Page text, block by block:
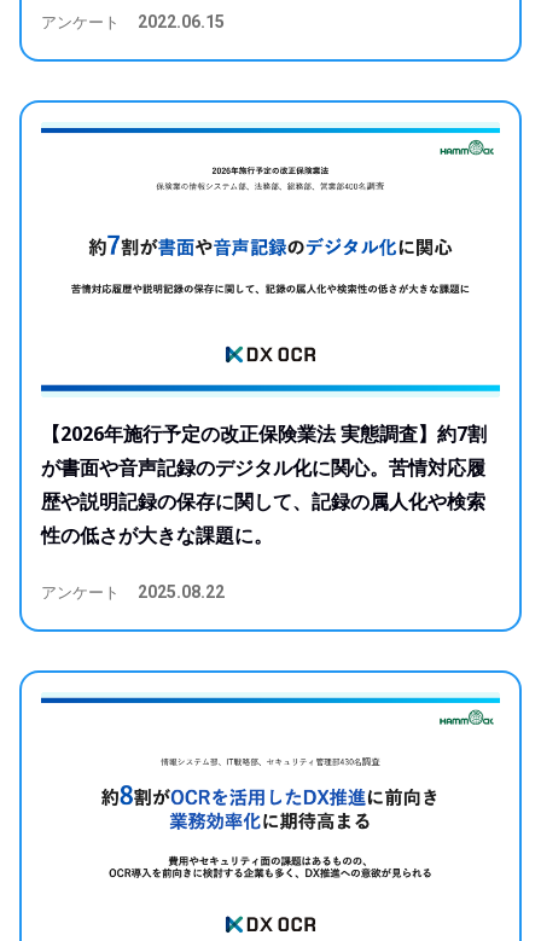
アンケート 2022.06.15
【2026年施行予定の改正保険業法 実態調査】約7割
が書面や音声記録のデジタル化に関心。苦情対応履
歴や説明記録の保存に関して、記録の属人化や検索
性の低さが大きな課題に。
アンケート 2025.08.22